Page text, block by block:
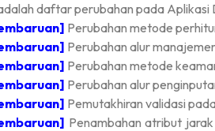
daftar perubahan pada
Perubahan metode
Perubahan alur
Perubahan metode
Perubahan alur
Pemutakhiran validasi
Penambahan atribut